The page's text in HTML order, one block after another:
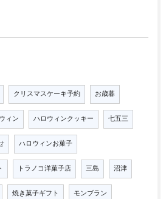
クリスマスケーキ予約 お歳暮
ィン ハロウィンクッキー 七五三
ハロウィンお菓子
トラノコ洋菓子店 三島 沼津
焼き菓子ギフト モンブラン